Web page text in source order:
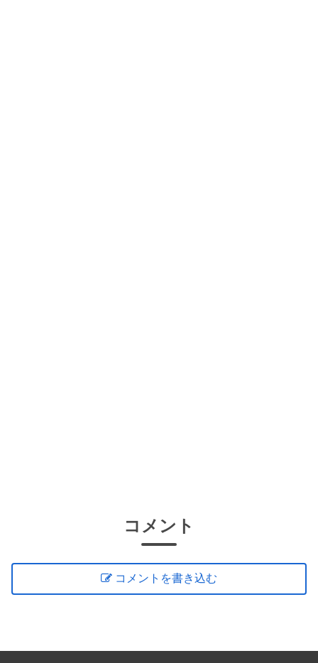
コメント
コメントを書き込む